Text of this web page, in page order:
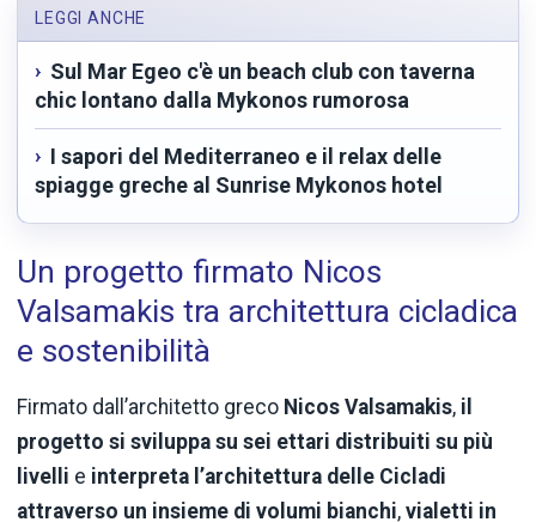
LEGGI ANCHE
Sul Mar Egeo c'è un beach club con taverna
chic lontano dalla Mykonos rumorosa
I sapori del Mediterraneo e il relax delle
spiagge greche al Sunrise Mykonos hotel
Un progetto firmato Nicos
Valsamakis tra architettura cicladica
e sostenibilità
Firmato dall’architetto greco Nicos Valsamakis, il
progetto si sviluppa su sei ettari distribuiti su più
livelli e interpreta l’architettura delle Cicladi
attraverso un insieme di volumi bianchi, vialetti in